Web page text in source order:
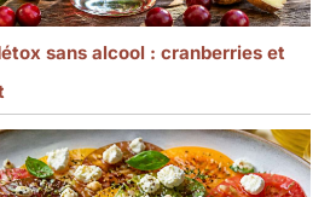
sans alcool : cranberries et